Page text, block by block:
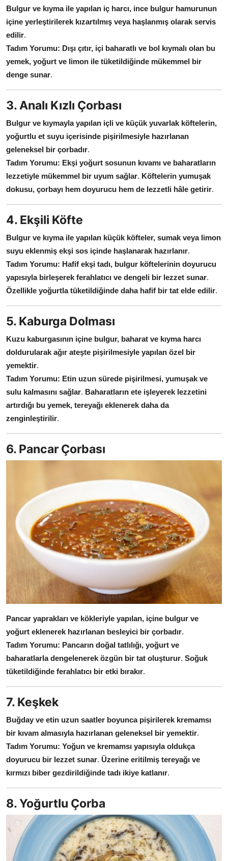
Bulgur ve kıyma ile yapılan iç harcı, ince bulgur hamurunun
içine yerleştirilerek kızartılmış veya haşlanmış olarak servis
edilir.
Tadım Yorumu: Dışı çıtır, içi baharatlı ve bol kıymalı olan bu
yemek, yoğurt ve limon ile tüketildiğinde mükemmel bir
denge sunar.
3. Analı Kızlı Çorbası
Bulgur ve kıymayla yapılan içli ve küçük yuvarlak köftelerin,
yoğurtlu et suyu içerisinde pişirilmesiyle hazırlanan
geleneksel bir çorbadır.
Tadım Yorumu: Ekşi yoğurt sosunun kıvamı ve baharatların
lezzetiyle mükemmel bir uyum sağlar. Köftelerin yumuşak
dokusu, çorbayı hem doyurucu hem de lezzetli hâle getirir.
4. Ekşili Köfte
Bulgur ve kıyma ile yapılan küçük köfteler, sumak veya limon
suyu eklenmiş ekşi sos içinde haşlanarak hazırlanır.
Tadım Yorumu: Hafif ekşi tadı, bulgur köftelerinin doyurucu
yapısıyla birleşerek ferahlatıcı ve dengeli bir lezzet sunar.
Özellikle yoğurtla tüketildiğinde daha hafif bir tat elde edilir.
5. Kaburga Dolması
Kuzu kaburgasının içine bulgur, baharat ve kıyma harcı
doldurularak ağır ateşte pişirilmesiyle yapılan özel bir
yemektir.
Tadım Yorumu: Etin uzun sürede pişirilmesi, yumuşak ve
sulu kalmasını sağlar. Baharatların ete işleyerek lezzetini
artırdığı bu yemek, tereyağı eklenerek daha da
zenginleştirilir.
6. Pancar Çorbası
Pancar yaprakları ve kökleriyle yapılan, içine bulgur ve
yoğurt eklenerek hazırlanan besleyici bir çorbadır.
Tadım Yorumu: Pancarın doğal tatlılığı, yoğurt ve
baharatlarla dengelenerek özgün bir tat oluşturur. Soğuk
tüketildiğinde ferahlatıcı bir etki bırakır.
7. Keşkek
Buğday ve etin uzun saatler boyunca pişirilerek kremamsı
bir kıvam almasıyla hazırlanan geleneksel bir yemektir.
Tadım Yorumu: Yoğun ve kremamsı yapısıyla oldukça
doyurucu bir lezzet sunar. Üzerine eritilmiş tereyağı ve
kırmızı biber gezdirildiğinde tadı ikiye katlanır.
8. Yoğurtlu Çorba